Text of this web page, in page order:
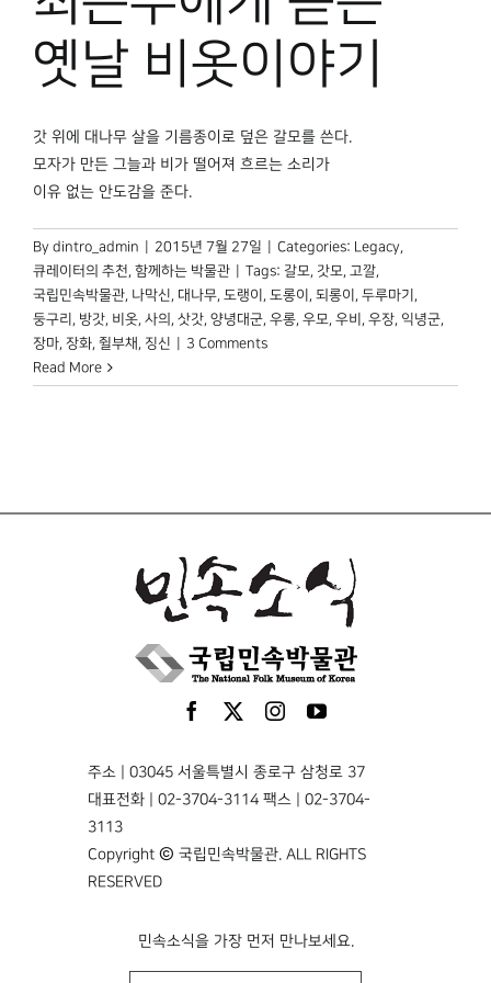
옛날 비옷이야기
갓 위에 대나무 살을 기름종이로 덮은 갈모를 쓴다.
모자가 만든 그늘과 비가 떨어져 흐르는 소리가
이유 없는 안도감을 준다.
By dintro_admin 2015년 7월 27일 Categories: Legacy,
큐레이터의 추천, 함께하는 박물관 Tags: 갈모, 갓모, 고깔,
국립민속박물관, 나막신, 대나무, 도랭이 , 도롱이 , 되롱이 , 두루마기 ,
둥구리 , 방갓, 비옷, 사의 , 삿갓, 양녕대군, 우롱, 우모, 우비 , 우장, 익녕군,
장마, 장화, 쥘부채 , 징신
3 Comments
Read More
주소 | 03045 서울특별시 종로구 삼청로 37
대표전화 | 02-3704-3114 팩스 | 02-3704-
3113
Copyright © 국립민속박물관. ALL RIGHTS
RESERVED
민속소식을 가장 먼저 만나보세요.